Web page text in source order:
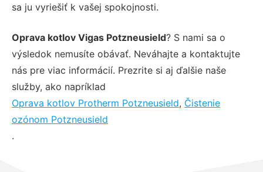
sa ju vyriešiť k vašej spokojnosti.
Oprava kotlov Vigas Potzneusield? S nami sa o
výsledok nemusíte obávať. Neváhajte a kontaktujte
nás pre viac informácií. Prezrite si aj ďalšie naše
služby, ako napríklad
Oprava kotlov Protherm Potzneusield, Čistenie
ozónom Potzneusield
.